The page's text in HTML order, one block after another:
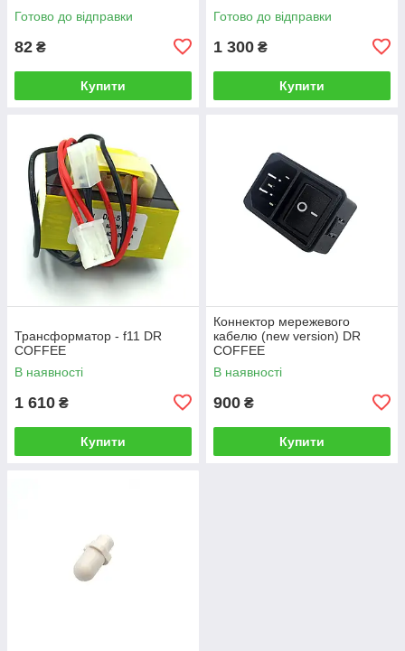
Готово до відправки
82 ₴
Купити
Готово до відправки
1 300 ₴
Купити
Трансформатор - f11 DR
COFFEE
В наявності
1 610 ₴
Купити
Коннектор мережевого
кабелю (new version) DR
COFFEE
В наявності
900 ₴
Купити